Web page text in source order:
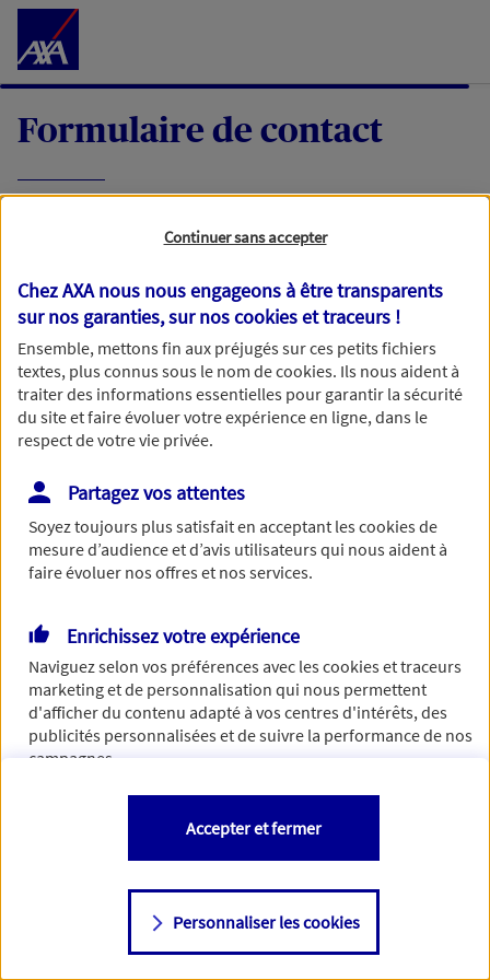
Accéder au Contenu
Formulaire de contact
demande, nous vous répondrons dans les
meilleurs délais par mail ou par téléphone.
Votre message :
Vous disposez de droits sur les informations vous concernant. Pour
plus d’informations,cliquez ici.
Continuer sans accepter
Chez AXA nous nous engageons à être transparents
sur nos garanties, sur noscookies et traceurs !
Ensemble, mettons fin aux préjugés sur ces petits fichiers
textes, plus connus sous le nom decookies. Ils nous aident à
traiter des informations essentielles pour garantir la sécurité
du site et faire évoluer votre expérience en ligne, dans le
respect de votre vie privée.
Partagez vos attentes
Soyez toujours plus satisfait en acceptant lescookiesde
mesure d’audience et d’avis utilisateurs qui nous aident à
faire évoluer nos offres et nos services.
Enrichissez votre expérience
Naviguez selon vos préférences avec lescookies et traceurs
marketing et de personnalisation qui nous permettent
d'afficher du contenu adapté à vos centres d'intérêts, des
publicités personnalisées et de suivre la performance de nos
campagnes.
Vous êtes libre de les accepter, de les refuser comme de
changer d'avis à tout moment en allant sur
Consulter notre politique decookies
Personnaliser les cookies
Accepter et fermer